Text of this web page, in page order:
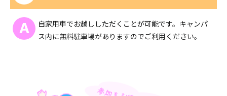
自家用車でお越ししただくことが可能です。キャンパ
ス内に無料駐車場がありますのでご利用ください。